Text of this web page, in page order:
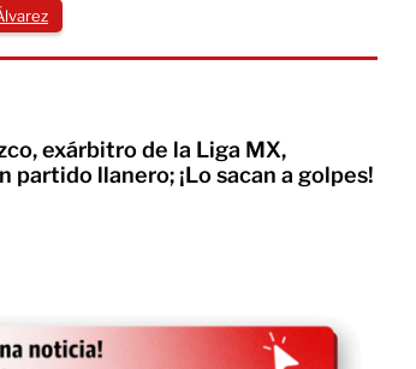
exárbitro de la Liga MX,
llanero; ¡Lo sacan a golpes!